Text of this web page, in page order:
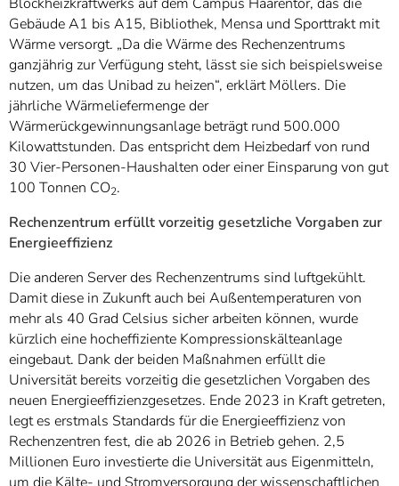
Gebäude A1 bis A15, Bibliothek, Mensa und Sporttrakt mit
Wärme versorgt. „Da die Wärme des Rechenzentrums
ganzjährig zur Verfügung steht, lässt sie sich beispielsweise
nutzen, um das Unibad zu heizen“, erklärt Möllers. Die
jährliche Wärmeliefermenge der
Wärmerückgewinnungsanlage beträgt rund 500.000
Kilowattstunden. Das entspricht dem Heizbedarf von rund
30 Vier-Personen-Haushalten oder einer Einsparung von gut
100 Tonnen CO2.
Rechenzentrum erfüllt vorzeitig gesetzliche Vorgaben zur
Energieeffizienz
Die anderen Server des Rechenzentrums sind luftgekühlt.
Damit diese in Zukunft auch bei Außentemperaturen von
mehr als 40 Grad Celsius sicher arbeiten können, wurde
kürzlich eine hocheffiziente Kompressionskälteanlage
eingebaut. Dank der beiden Maßnahmen erfüllt die
Universität bereits vorzeitig die gesetzlichen Vorgaben des
neuen Energieeffizienzgesetzes. Ende 2023 in Kraft getreten,
legt es erstmals Standards für die Energieeffizienz von
Rechenzentren fest, die ab 2026 in Betrieb gehen. 2,5
Millionen Euro investierte die Universität aus Eigenmitteln,
um die Kälte- und Stromversorgung der wissenschaftlichen